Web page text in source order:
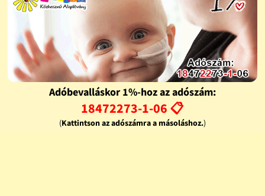
Adóbevalláskor 1%-hoz az adószám:
18472273-1-06 📋
(Kattintson az adószámra a másoláshoz.)